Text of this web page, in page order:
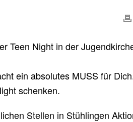
Teen Night in der
ein absolutes MUSS für
schenken.
Stellen in Stühlingen